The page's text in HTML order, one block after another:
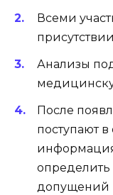
Всеми
Анализы
После
поступают
определить
допущений